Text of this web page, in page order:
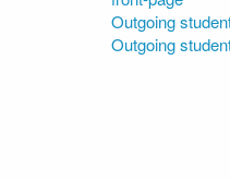
Outgoing
Outgoing